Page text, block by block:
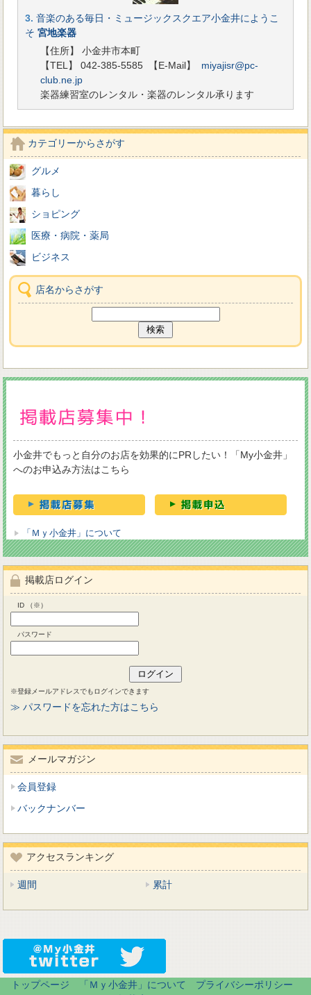
3. 音楽のある毎日・ミュージックスクエア小金井にようこ
そ 宮地楽器
【住所】 小金井市本町
【TEL】 042-385-5585
【E-Mail】 miyajisr@pc-
club.ne.jp
楽器練習室のレンタル・楽器のレンタル承ります
カテゴリーからさがす
グルメ
暮らし
ショピング
医療・病院・薬局
ビジネス
店名からさがす
小金井でもっと自分のお店を効果的にPRしたい！「My小金井」
へのお申込み方法はこちら
「Ｍｙ小金井」について
掲載店ログイン
ID （※）
パスワード
※登録メールアドレスでもログインできます
≫ パスワードを忘れた方はこちら
メールマガジン
会員登録
バックナンバー
アクセスランキング
週間 累計
トップページ 「Ｍｙ小金井」について
プライバシーポリシー